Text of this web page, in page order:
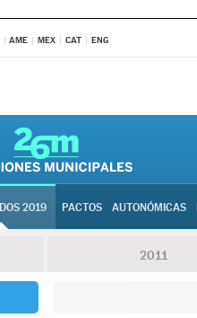
AME MEX CAT ENG
2019 PACTOS AUTONÓMICAS
2011